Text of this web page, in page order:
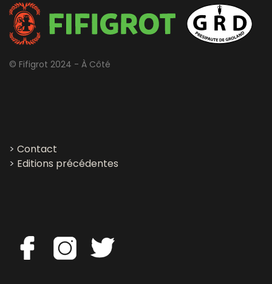
© Fifigrot 2024 - À Côté
> Contact
> Editions précédentes